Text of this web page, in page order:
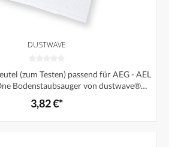
DUSTWAVE
(zum Testen) passend für AEG - AEL
Bodenstaubsauger von dustwave®
– Made in Germany + inkl. Micro-
Filter
3,82 €*